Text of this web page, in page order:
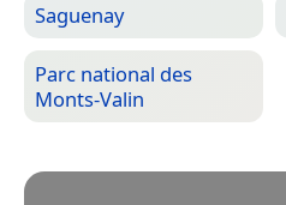
Saguenay
Parc national des
Monts-Valin